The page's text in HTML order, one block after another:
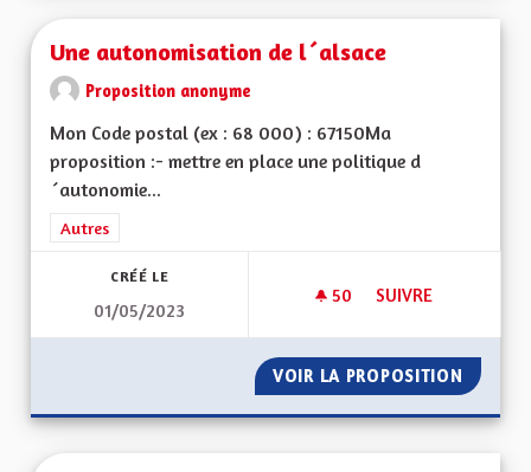
Une autonomisation de l´alsace
Proposition anonyme
Mon Code postal (ex : 68 000) : 67150Ma
proposition :- mettre en place une politique d
´autonomie...
Filtrer les résultats de la catégorie : Autres
Autres
CRÉÉ LE
01/05/2023
50 50 ABONNÉS
SUIVRE
VOIR LA PROPOSITION UNE